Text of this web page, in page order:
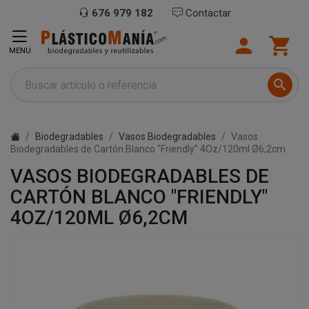
676 979 182 Contactar

 
MENU
Biodegradables Vasos Biodegradables
Vasos
Biodegradables de Cartón Blanco "Friendly" 4Oz/120ml Ø6,2cm
VASOS BIODEGRADABLES DE
CARTÓN BLANCO "FRIENDLY"
4OZ/120ML Ø6,2CM